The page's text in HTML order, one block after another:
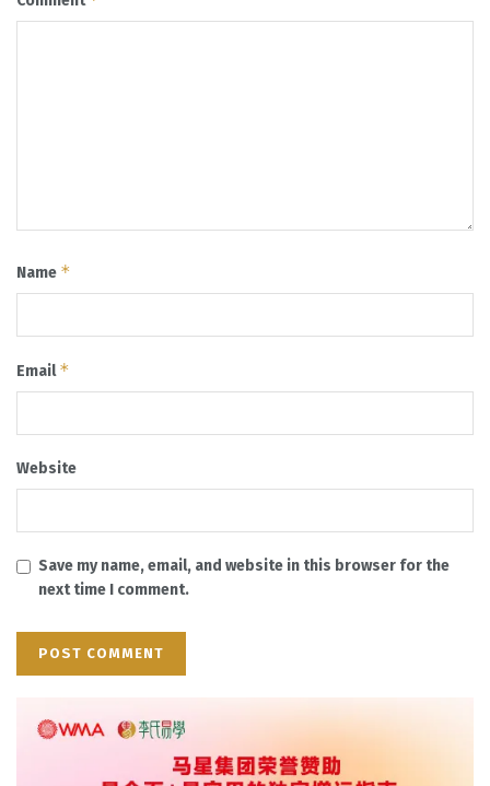
Name *
Email*
Website
Save my name, email, and website in this browser for the
next time I comment.